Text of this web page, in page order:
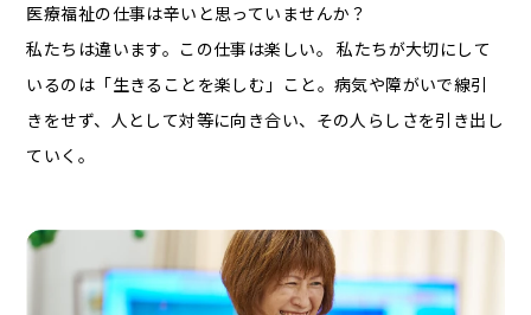
医療福祉の仕事は辛いと思っていませんか？
私たちは違います。この仕事は楽しい。 私たちが大切にして
いるのは「生きることを楽しむ」こと。病気や障がいで線引
きをせず、人として対等に向き合い、その人らしさを引き出し
ていく。